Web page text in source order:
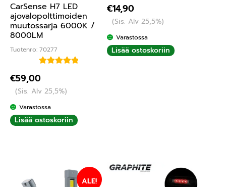
CarSense H7 LED
ajovalopolttimoiden
muutossarja 6000K /
8000LM
Tuotenro: 70277
5.00/ 5
€59,00
(Sis. Alv 25,5%)
Varastossa
Lisää ostoskoriin
€14,90
(Sis. Alv 25,5%)
Varastossa
Lisää ostoskoriin
ALE!